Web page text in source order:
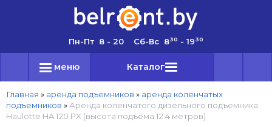
Пн-Пт 8 - 20 Сб-Вс 830 - 1930
меню Каталог
Главная » аренда подъемников » аренда коленчатых
подъемников » Аренда коленчатого дизельного подъемника
Haulotte HA 120 PX (высота подъёма 12.4 метров)